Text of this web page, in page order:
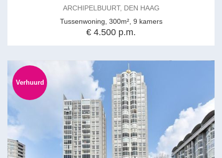
- many authentic period features preserved, including ornate
- see floor plans for layout and complete dimensions
care, partly based on information provided to us by the landlord.
Estata accepts no liability for any incompleteness, inaccuracies, or
otherwise, nor for the consequences thereof.
ARCHIPELBUURT, DEN HAAG
Tussenwoning, 300m², 9 kamers
€ 4.500 p.m.
Verhuurd